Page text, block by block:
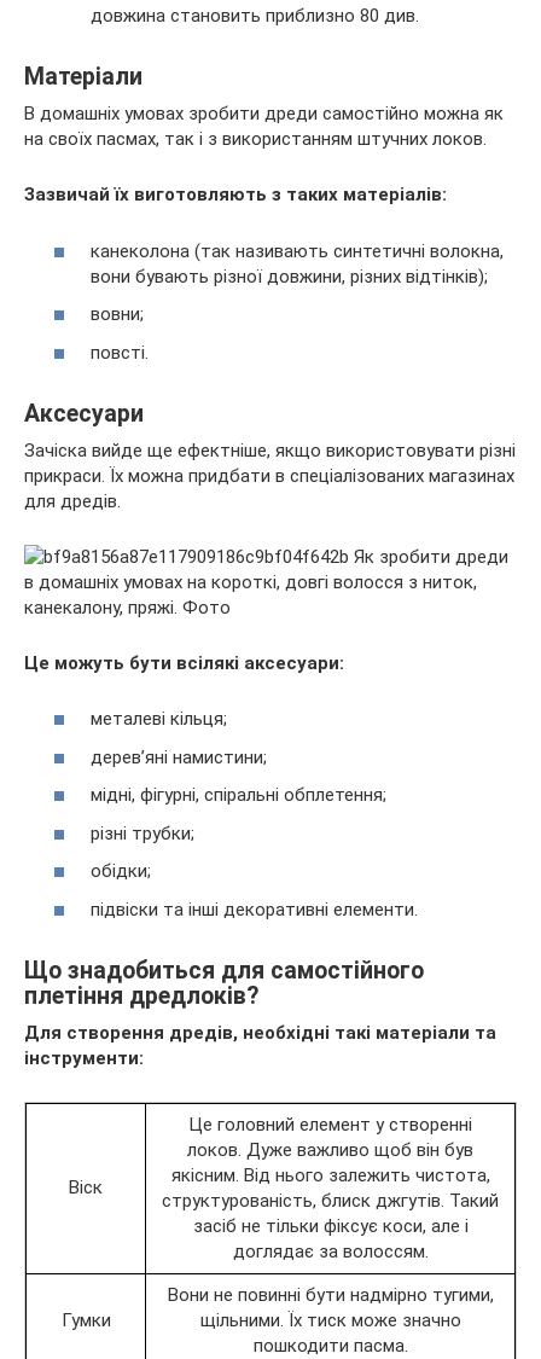
довжина становить приблизно 80 див.
Матеріали
В домашніх умовах зробити дреди самостійно можна як
на своїх пасмах, так і з використанням штучних локов.
Зазвичай їх виготовляють з таких матеріалів:
канеколона (так називають синтетичні волокна,
вони бувають різної довжини, різних відтінків);
вовни;
повсті.
Аксесуари
Зачіска вийде ще ефектніше, якщо використовувати різні
прикраси. Їх можна придбати в спеціалізованих магазинах
для дредів.
Це можуть бути всілякі аксесуари:
металеві кільця;
дерев’яні намистини;
мідні, фігурні, спіральні обплетення;
різні трубки;
обідки;
підвіски та інші декоративні елементи.
Що знадобиться для самостійного
плетіння дредлоків?
Для створення дредів, необхідні такі матеріали та
інструменти:
Віск
Це головний елемент у створенні
локов. Дуже важливо щоб він був
якісним. Від нього залежить чистота,
структурованість, блиск джгутів. Такий
засіб не тільки фіксує коси, але і
доглядає за волоссям.
Гумки
Вони не повинні бути надмірно тугими,
щільними. Їх тиск може значно
пошкодити пасма.